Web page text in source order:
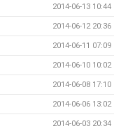
2014-06-13 10:44
2014-06-12 20:36
2014-06-11 07:09
2014-06-10 10:02
2014-06-08 17:10
2014-06-06 13:02
2014-06-03 20:34